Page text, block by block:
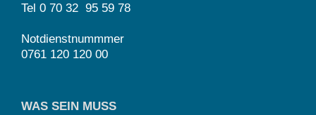
Tel 0 70 32 95 59 78
Notdienstnummmer
0761 120 120 00
WAS SEIN MUSS